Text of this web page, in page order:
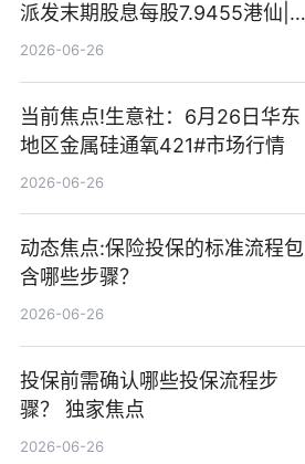
派发末期股息每股7.9455港仙|
看点
2026-06-26
当前焦点!生意社：6月26日华东
地区金属硅通氧421#市场行情
2026-06-26
动态焦点:保险投保的标准流程包
含哪些步骤？
2026-06-26
投保前需确认哪些投保流程步
骤？ 独家焦点
2026-06-26